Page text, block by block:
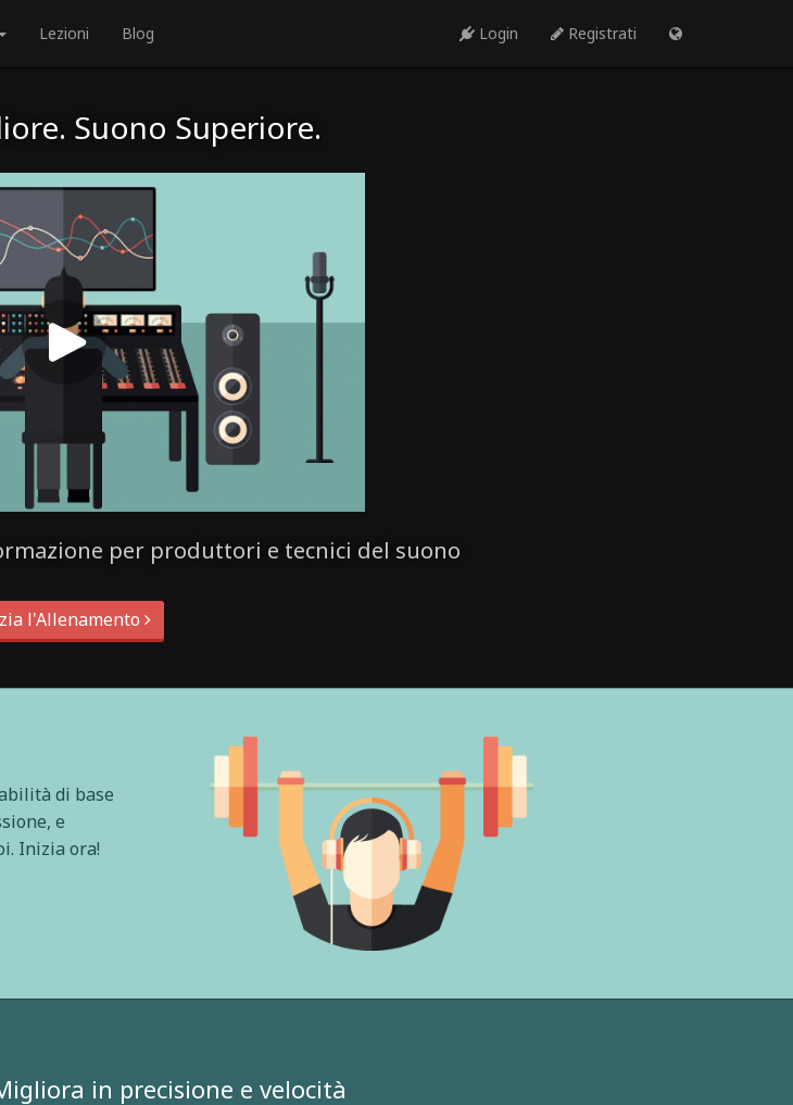
Lezioni Blog Login Registrati
Suono Superiore.
per produttori e tecnici del suono
l'Allenamento
di base
e
Inizia ora!
in precisione e velocità